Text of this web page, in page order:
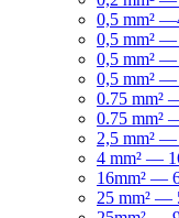
0,5 mm²
0,5 mm² —
0,5 mm² —
0,5 mm² —
0.75 mm²
0.75 mm²
2,5 mm² —
4 mm² —
16mm² —
25 mm² —